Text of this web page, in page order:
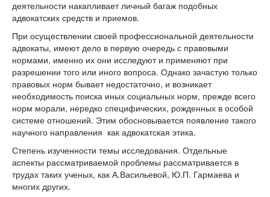
деятельности накапливает личный багаж подобных
адвокатских средств и приемов.
При осуществлении своей профессиональной деятельности
адвокаты, имеют дело в первую очередь с правовыми
нормами, именно их они исследуют и применяют при
разрешении того или иного вопроса. Однако зачастую только
правовых норм бывает недостаточно, и возникает
необходимость поиска иных социальных норм, прежде всего
норм морали, нередко специфических, рожденных в особой
системе отношений. Этим обосновывается появление такого
научного направления как адвокатская этика.
Степень изученности темы исследования. Отдельные
аспекты рассматриваемой проблемы рассматривается в
трудах таких ученых, как А.Васильевой, Ю.П. Гармаева и
многих других.